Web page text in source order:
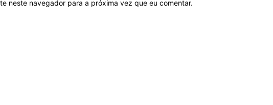
neste navegador para a próxima vez que eu comentar.